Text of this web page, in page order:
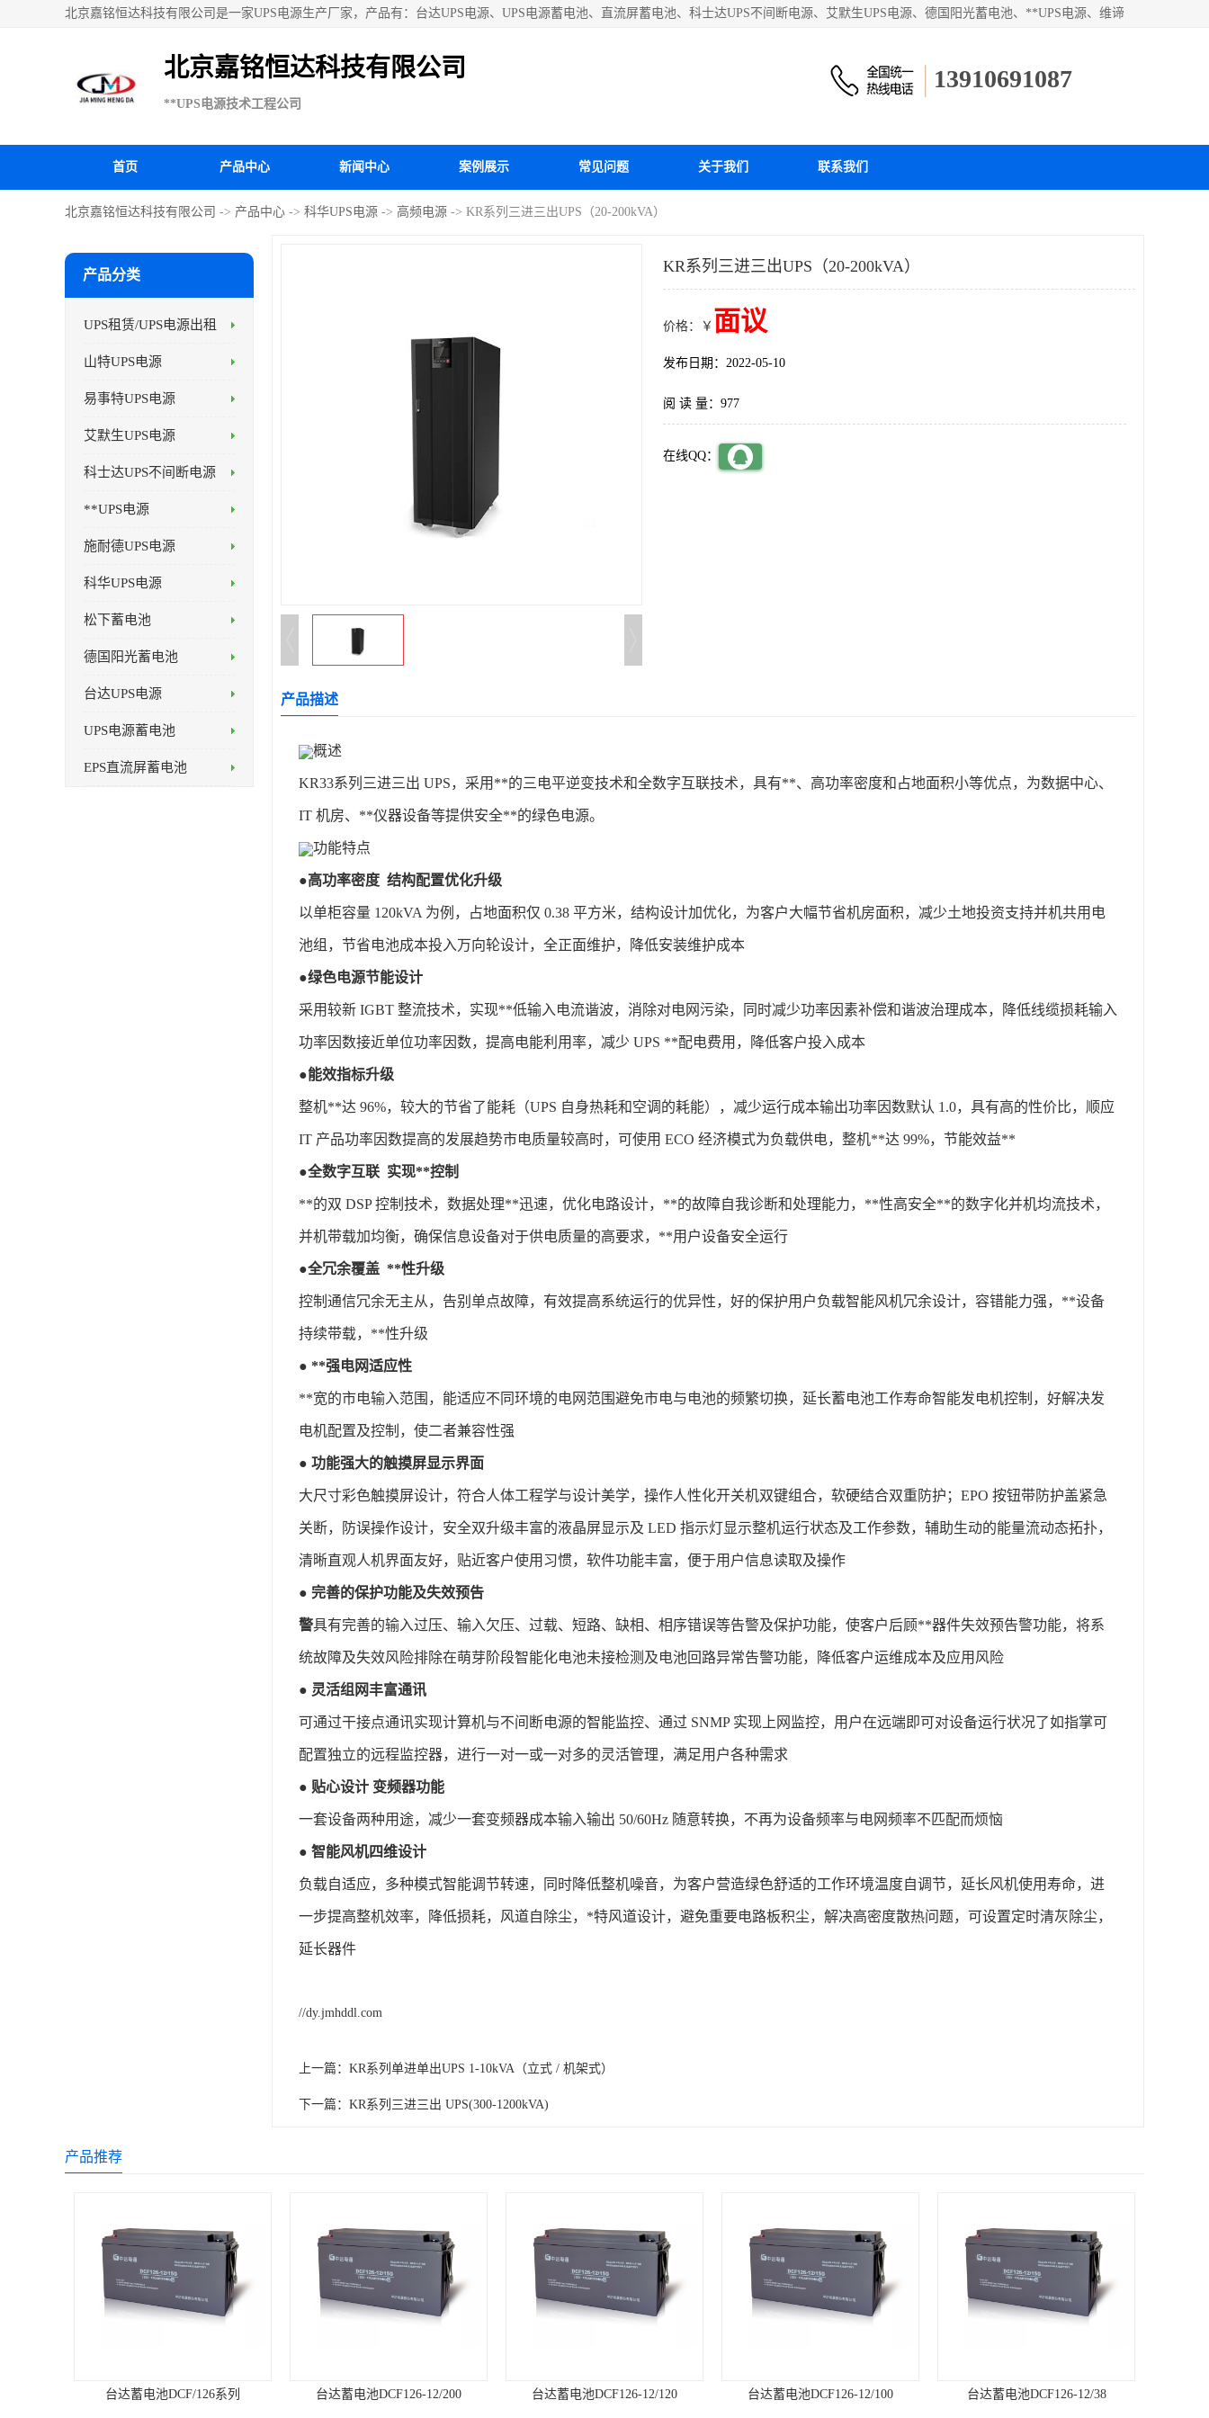
北京嘉铭恒达科技有限公司是一家UPS电源生产厂家，产品有：台达UPS电源、UPS电源蓄电池、直流屏蓄电池、科士达UPS不间断电源、艾默生UPS电源、德国阳光蓄电池、**UPS电源、维谛
北京嘉铭恒达科技有限公司
**UPS电源技术工程公司
13910691087
首页 产品中心 新闻中心 案例展示 常见问题 关于我们 联系我们
北京嘉铭恒达科技有限公司 -> 产品中心 -> 科华UPS电源 -> 高频电源 -> KR系列三进三出UPS（20-200kVA）
产品分类
UPS租赁/UPS电源出租
山特UPS电源
易事特UPS电源
艾默生UPS电源
科士达UPS不间断电源
**UPS电源
施耐德UPS电源
科华UPS电源
松下蓄电池
德国阳光蓄电池
台达UPS电源
UPS电源蓄电池
EPS直流屏蓄电池
KR系列三进三出UPS（20-200kVA）
价格：￥ 面议
发布日期：2022-05-10
阅 读 量：977
在线QQ：
产品描述
概述
KR33系列三进三出 UPS，采用**的三电平逆变技术和全数字互联技术，具有**、高功率密度和占地面积小等优点，为数据中心、
IT 机房、**仪器设备等提供安全**的绿色电源。
功能特点
●高功率密度 结构配置优化升级
以单柜容量 120kVA 为例，占地面积仅 0.38 平方米，结构设计加优化，为客户大幅节省机房面积，减少土地投资支持并机共用电
池组，节省电池成本投入万向轮设计，全正面维护，降低安装维护成本
●绿色电源节能设计
采用较新 IGBT 整流技术，实现**低输入电流谐波，消除对电网污染，同时减少功率因素补偿和谐波治理成本，降低线缆损耗输入
功率因数接近单位功率因数，提高电能利用率，减少 UPS **配电费用，降低客户投入成本
●能效指标升级
整机**达 96%，较大的节省了能耗（UPS 自身热耗和空调的耗能），减少运行成本输出功率因数默认 1.0，具有高的性价比，顺应
IT 产品功率因数提高的发展趋势市电质量较高时，可使用 ECO 经济模式为负载供电，整机**达 99%，节能效益**
●全数字互联 实现**控制
**的双 DSP 控制技术，数据处理**迅速，优化电路设计，**的故障自我诊断和处理能力，**性高安全**的数字化并机均流技术，
并机带载加均衡，确保信息设备对于供电质量的高要求，**用户设备安全运行
●全冗余覆盖 **性升级
控制通信冗余无主从，告别单点故障，有效提高系统运行的优异性，好的保护用户负载智能风机冗余设计，容错能力强，**设备
持续带载，**性升级
● **强电网适应性
**宽的市电输入范围，能适应不同环境的电网范围避免市电与电池的频繁切换，延长蓄电池工作寿命智能发电机控制，好解决发
电机配置及控制，使二者兼容性强
● 功能强大的触摸屏显示界面
大尺寸彩色触摸屏设计，符合人体工程学与设计美学，操作人性化开关机双键组合，软硬结合双重防护；EPO 按钮带防护盖紧急
关断，防误操作设计，安全双升级丰富的液晶屏显示及 LED 指示灯显示整机运行状态及工作参数，辅助生动的能量流动态拓扑，
清晰直观人机界面友好，贴近客户使用习惯，软件功能丰富，便于用户信息读取及操作
● 完善的保护功能及失效预告
警具有完善的输入过压、输入欠压、过载、短路、缺相、相序错误等告警及保护功能，使客户后顾**器件失效预告警功能，将系
统故障及失效风险排除在萌芽阶段智能化电池未接检测及电池回路异常告警功能，降低客户运维成本及应用风险
● 灵活组网丰富通讯
可通过干接点通讯实现计算机与不间断电源的智能监控、通过 SNMP 实现上网监控，用户在远端即可对设备运行状况了如指掌可
配置独立的远程监控器，进行一对一或一对多的灵活管理，满足用户各种需求
● 贴心设计 变频器功能
一套设备两种用途，减少一套变频器成本输入输出 50/60Hz 随意转换，不再为设备频率与电网频率不匹配而烦恼
● 智能风机四维设计
负载自适应，多种模式智能调节转速，同时降低整机噪音，为客户营造绿色舒适的工作环境温度自调节，延长风机使用寿命，进
一步提高整机效率，降低损耗，风道自除尘，*特风道设计，避免重要电路板积尘，解决高密度散热问题，可设置定时清灰除尘，
延长器件
//dy.jmhddl.com
上一篇： KR系列单进单出UPS 1-10kVA（立式 / 机架式）
下一篇： KR系列三进三出 UPS(300-1200kVA)
产品推荐
台达蓄电池DCF/126系列 台达蓄电池DCF126-12/200 台达蓄电池DCF126-12/120 台达蓄电池DCF126-12/100 台达蓄电池DCF126-12/38